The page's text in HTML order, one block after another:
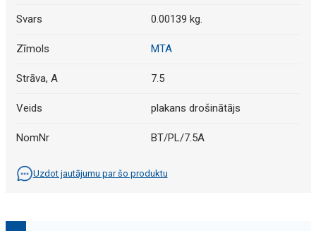
Svars 0.00139 kg.
Zīmols MTA
Strāva, A 7.5
Veids plakans drošinātājs
NomNr BT/PL/7.5A
Uzdot jautājumu par šo produktu